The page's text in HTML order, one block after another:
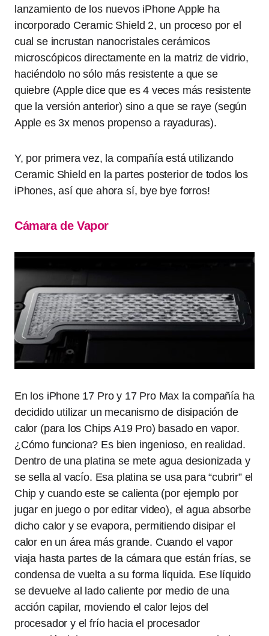
lanzamiento de los nuevos iPhone Apple ha
incorporado Ceramic Shield 2, un proceso por el
cual se incrustan nanocristales cerámicos
microscópicos directamente en la matriz de vidrio,
haciéndolo no sólo más resistente a que se
quiebre (Apple dice que es 4 veces más resistente
que la versión anterior) sino a que se raye (según
Apple es 3x menos propenso a rayaduras).
Y, por primera vez, la compañía está utilizando
Ceramic Shield en la partes posterior de todos los
iPhones, así que ahora sí, bye bye forros!
Cámara de Vapor
En los iPhone 17 Pro y 17 Pro Max la compañía ha
decidido utilizar un mecanismo de disipación de
calor (para los Chips A19 Pro) basado en vapor.
¿Cómo funciona? Es bien ingenioso, en realidad.
Dentro de una platina se mete agua desionizada y
se sella al vacío. Esa platina se usa para “cubrir” el
Chip y cuando este se calienta (por ejemplo por
jugar en juego o por editar video), el agua absorbe
dicho calor y se evapora, permitiendo disipar el
calor en un área más grande. Cuando el vapor
viaja hasta partes de la cámara que están frías, se
condensa de vuelta a su forma líquida. Ese líquido
se devuelve al lado caliente por medio de una
acción capilar, moviendo el calor lejos del
procesador y el frío hacia el procesador